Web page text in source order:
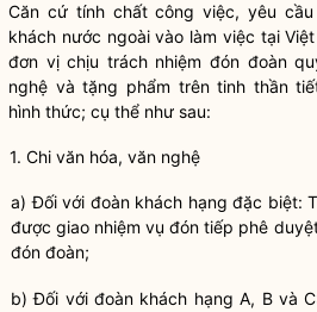
Căn cứ tính chất công việc, yêu
khách nước ngoài vào làm việc tại
đơn vị chịu trách nhiệm đón đoàn
nghệ và tặng phẩm trên tinh thần
hình thức; cụ thể như sau:
1. Chi văn hóa, văn nghệ
a) Đối với đoàn khách hạng đặc biệt:
được giao nhiệm vụ đón tiếp phê
đón đoàn;
b) Đối với đoàn khách hạng A, B và